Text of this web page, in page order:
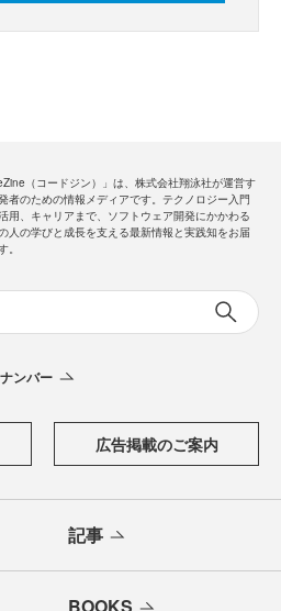
（コードジン）」は、株式会社翔泳社が運営す
者のための情報メディアです。テクノロジー入門
用、キャリアまで、ソフトウェア開発にかかわる
人の学びと成長を支える最新情報と実践知をお届
。
ンバー
広告掲載のご案内
記事